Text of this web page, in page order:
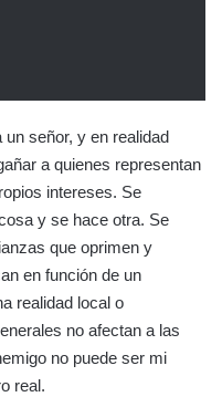
señor, y en realidad
a quienes representan
intereses. Se
y se hace otra. Se
que oprimen y
en función de un
realidad local o
no afectan a las
no puede ser mi
real.